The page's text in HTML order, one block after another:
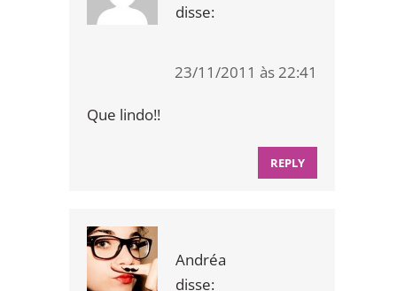
disse:
23/11/2011 às 22:41
Que lindo!!
REPLY
Andréa
disse: